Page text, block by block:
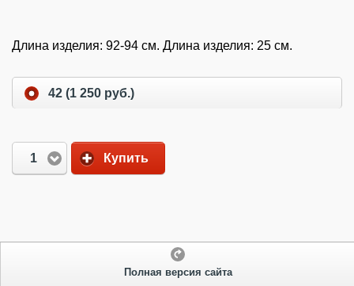
Длина изделия: 92-94 см. Длина изделия: 25 см.
42 (1 250 руб.)
1 Купить
Полная версия сайта